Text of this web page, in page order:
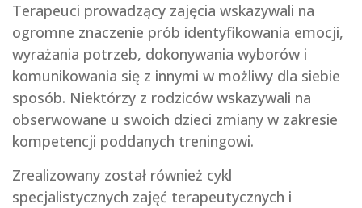
Terapeuci prowadzący zajęcia wskazywali na
ogromne znaczenie prób identyfikowania emocji,
wyrażania potrzeb, dokonywania wyborów i
komunikowania się z innymi w możliwy dla siebie
sposób. Niektórzy z rodziców wskazywali na
obserwowane u swoich dzieci zmiany w zakresie
kompetencji poddanych treningowi.
Zrealizowany został również cykl
specjalistycznych zajęć terapeutycznych i